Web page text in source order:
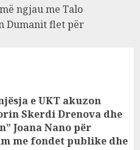
ngjau me Talo
Dumanit flet për
e UKT akuzon
Skerdi Drenova dhe
Joana Nano për
me fondet publike dhe